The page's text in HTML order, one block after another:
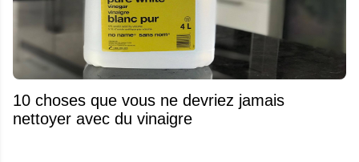
10 choses que vous ne devriez jamais
nettoyer avec du vinaigre